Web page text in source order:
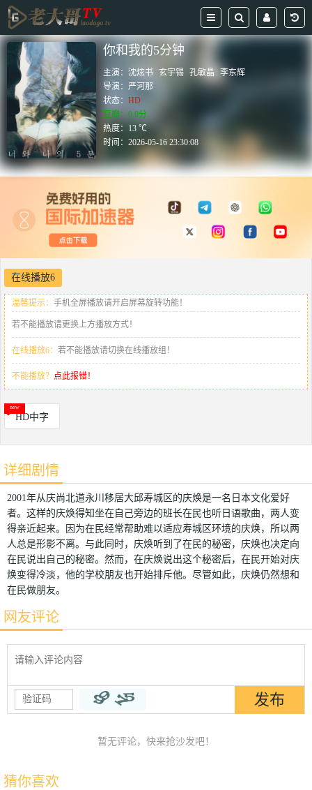
你和我的5分钟
主演： 沈炫书 玄宇锡 孔敏晶
李东辉
导演：严河那
状态：HD
豆瓣：0.0分
热度：13 ℃
时间：2026-05-16 23:30:08
在线播放6
温馨提示： 手机全屏播放请开启屏幕旋转功能！
若不能播放请更换上方播放方式！
在线播放6： 若不能播放请切换在线播放组！
不能播放？ 点此报错！
HD中字
详细剧情
2001年从庆尚北道永川移居大邱寿城区的庆焕是一名日本文化爱好
者。这样的庆焕得知坐在自己旁边的班长在民也听日语歌曲，两人变
得亲近起来。因为在民经常帮助难以适应寿城区环境的庆焕，所以两
人总是形影不离。与此同时，庆焕听到了在民的秘密，庆焕也决定向
在民说出自己的秘密。然而，在庆焕说出这个秘密后，在民开始对庆
焕变得冷淡，他的学校朋友也开始排斥他。尽管如此，庆焕仍然想和
在民做朋友。
网友评论
暂无评论，快来抢沙发吧！
猜你喜欢